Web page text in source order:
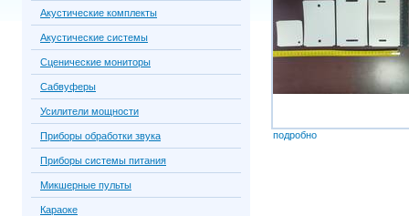
подробно
Акустические комплекты
Акустические системы
Сценические мониторы
Сабвуферы
Усилители мощности
Приборы обработки звука
Приборы системы питания
Микшерные пульты
Караоке